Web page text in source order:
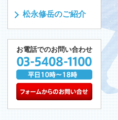
松永修岳のご紹介
お電話でのお問い合わせ